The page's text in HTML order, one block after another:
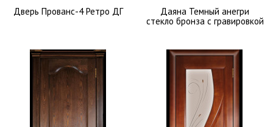
Дверь Прованс-4 Ретро ДГ
Даяна Темный анегри
стекло бронза с гравировкой